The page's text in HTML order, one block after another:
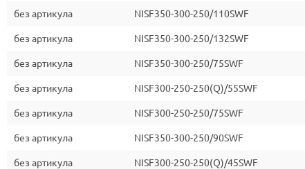
без артикула NISF350-300-250/110SWF
без артикула NISF350-300-250/132SWF
без артикула NISF350-300-250/75SWF
без артикула NISF300-250-250(Q)/55SWF
без артикула NISF300-250-250/75SWF
без артикула NISF350-300-250/90SWF
без артикула NISF300-250-250(Q)/45SWF